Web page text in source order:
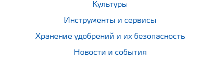
Культуры
Инструменты и сервисы
Хранение удобрений и их безопасность
Новости и события